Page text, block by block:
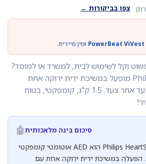
צפו בביקורות ←
זמין מיידית.
וקל לשימוש לבית, למשרד או למוסד?
Philips HeartStart HS1 מופעל במשיכת ידית ירוקה אחת
ומנחה אתכם קוליות צעד אחר צעד. 1.5 ק"ג, קומפקטי, בטוח
סיכום בינה מלאכותית🤖
דפיברילטור Philips HeartStart HS1 הוא AED אוטומטי קומפקטי
(1.5 ק"ג). הפעלה במשיכת ידית ירוקה אחת עם